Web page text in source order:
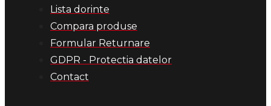
Lista dorinte
Compara produse
Formular Returnare
GDPR - Protectia datelor
Contact